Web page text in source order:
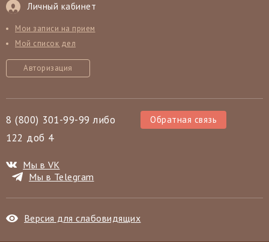
Личный кабинет
Мои записи на прием
Мой список дел
Авторизация
8 (800) 301-99-99 либо
122 доб 4
Обратная связь
Мы в VK
Мы в Telegram
Версия для слабовидящих